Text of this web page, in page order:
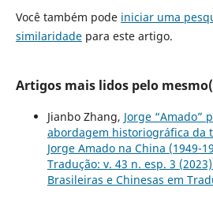
Você também pode iniciar uma
similaridadepara este artigo.
Artigos mais lidos pelo
Jianbo Zhang, Jorge “Amado”
abordagem historiográfica da
Jorge Amado na China (1949-
Tradução: v. 43 n. esp. 3
Brasileiras e Chinesas em